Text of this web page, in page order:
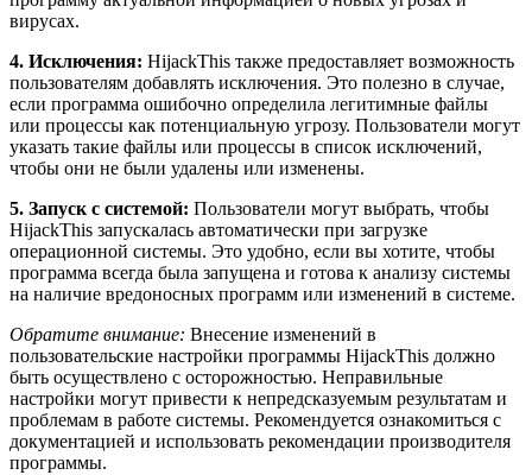
вирусах.
4. Исключения: HijackThis также предоставляет возможность
пользователям добавлять исключения. Это полезно в случае,
если программа ошибочно определила легитимные файлы
или процессы как потенциальную угрозу. Пользователи могут
указать такие файлы или процессы в список исключений,
чтобы они не были удалены или изменены.
5. Запуск с системой: Пользователи могут выбрать, чтобы
HijackThis запускалась автоматически при загрузке
операционной системы. Это удобно, если вы хотите, чтобы
программа всегда была запущена и готова к анализу системы
на наличие вредоносных программ или изменений в системе.
Обратите внимание: Внесение изменений в
пользовательские настройки программы HijackThis должно
быть осуществлено с осторожностью. Неправильные
настройки могут привести к непредсказуемым результатам и
проблемам в работе системы. Рекомендуется ознакомиться с
документацией и использовать рекомендации производителя
программы.